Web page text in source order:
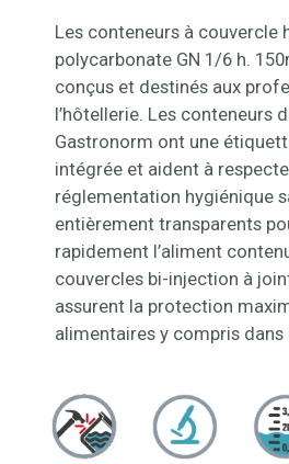
Les conteneurs à couvercle
polycarbonate GN 1/6 h.
conçus et destinés aux
l’hôtellerie. Les conteneurs
Gastronorm ont une
intégrée et aident à
réglementation hygiénique
entièrement transparents
rapidement l’aliment
couvercles bi-injection à
assurent la protection
alimentaires y compris dans